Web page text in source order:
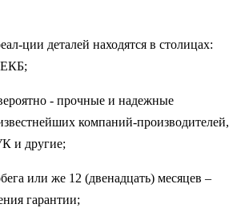
ции деталей находятся в столицах:
- прочные и надежные
компаний-производителей,
и другие;
или же 12 (двенадцать) месяцев –
гарантии;